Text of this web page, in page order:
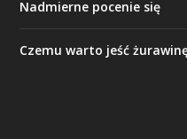
Nadmierne pocenie się
Czemu warto jeść